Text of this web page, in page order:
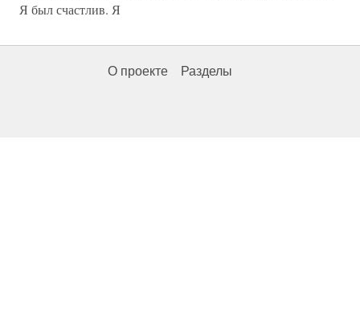
Я был счастлив. Я
О проекте Разделы